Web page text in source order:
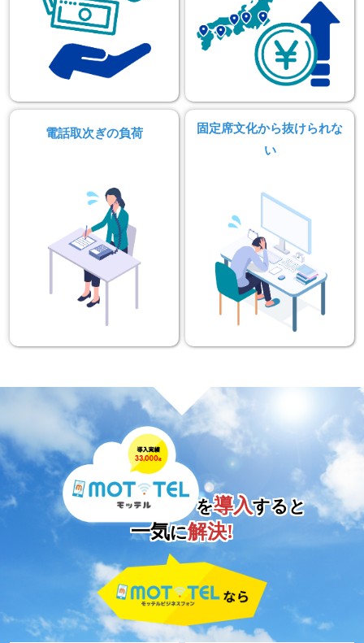
電話取次ぎの負荷
固定席文化から抜けられな
い
を導入すると
一気に解決!